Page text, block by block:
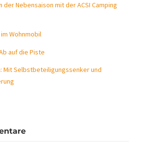
der Nebensaison mit der ACSI Camping
Wohnmobil
auf die Piste
Mit Selbstbeteiligungssenker und